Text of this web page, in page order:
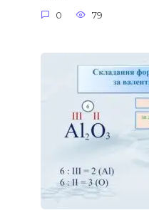
0 79